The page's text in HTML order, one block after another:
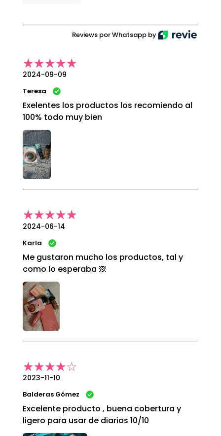
Reviews por Whatsapp by
2024-09-09
Teresa
Exelentes los productos los recomiendo al
100% todo muy bien
2024-06-14
Karla
Me gustaron mucho los productos, tal y
como lo esperaba 🙊
2023-11-10
Balderas Gómez
Excelente producto , buena cobertura y
ligero para usar de diarios 10/10